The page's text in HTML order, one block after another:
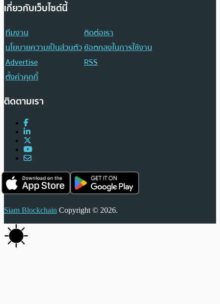
เกี่ยวกับเว็บไซต์นี้
ทีมงาน
ติดต่อเรา
นโยบายความเป็นส่วนตัวข้อตกลงในการใช้งาน
Advertise
RSS
ตั้งค่าคุกกี้
ติดตามเรา
Siam Blockchain Copyright © 2026.